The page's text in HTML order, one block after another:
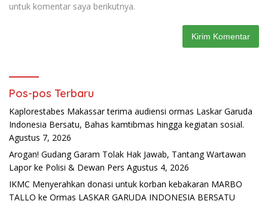
untuk komentar saya berikutnya.
Pos-pos Terbaru
Kaplorestabes Makassar terima audiensi ormas Laskar Garuda
Indonesia Bersatu, Bahas kamtibmas hingga kegiatan sosial.
Agustus 7, 2026
Arogan! Gudang Garam Tolak Hak Jawab, Tantang Wartawan
Lapor ke Polisi & Dewan Pers Agustus 4, 2026
IKMC Menyerahkan donasi untuk korban kebakaran MARBO
TALLO ke Ormas LASKAR GARUDA INDONESIA BERSATU